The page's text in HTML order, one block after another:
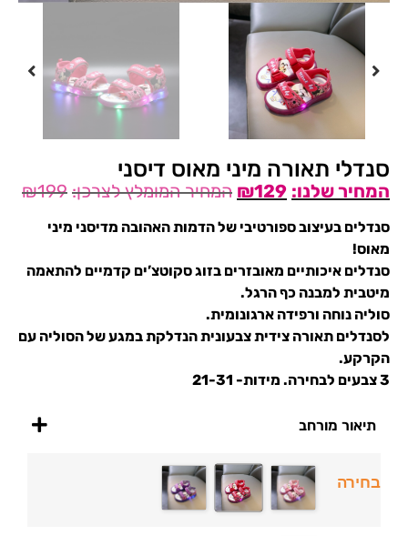
סנדלי תאורה מיני מאוס דיסני
₪199 ₪129
סנדלים בעיצוב ספורטיבי של הדמות האהובה מדיסני מיני
מאוס!
סנדלים איכותיים מאובזרים בזוג סקוטצ’ים קדמיים להתאמה
מיטבית למבנה כף הרגל.
סוליה נוחה ורפידה ארגונומית.
לסנדלים תאורה צידית צבעונית הנדלקת במגע של הסוליה עם
הקרקע.
3 צבעים לבחירה. מידות- 21-31
תיאור מורחב
בחירה